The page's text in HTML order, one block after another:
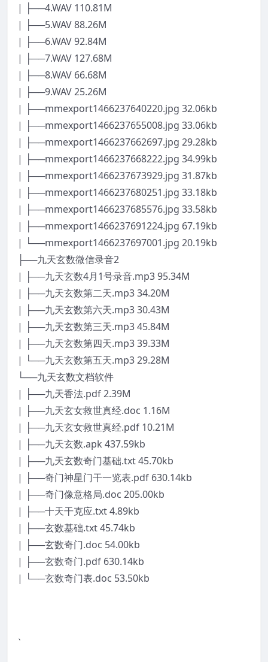
| ├──4.WAV 110.81M
| ├──5.WAV 88.26M
| ├──6.WAV 92.84M
| ├──7.WAV 127.68M
| ├──8.WAV 66.68M
| ├──9.WAV 25.26M
| ├──mmexport1466237640220.jpg 32.06kb
| ├──mmexport1466237655008.jpg 33.06kb
| ├──mmexport1466237662697.jpg 29.28kb
| ├──mmexport1466237668222.jpg 34.99kb
| ├──mmexport1466237673929.jpg 31.87kb
| ├──mmexport1466237680251.jpg 33.18kb
| ├──mmexport1466237685576.jpg 33.58kb
| ├──mmexport1466237691224.jpg 67.19kb
| └──mmexport1466237697001.jpg 20.19kb
├──九天玄数微信录音2
| ├──九天玄数4月1号录音.mp3 95.34M
| ├──九天玄数第二天.mp3 34.20M
| ├──九天玄数第六天.mp3 30.43M
| ├──九天玄数第三天.mp3 45.84M
| ├──九天玄数第四天.mp3 39.33M
| └──九天玄数第五天.mp3 29.28M
└──九天玄数文档软件
| ├──九天香法.pdf 2.39M
| ├──九天玄女救世真经.doc 1.16M
| ├──九天玄女救世真经.pdf 10.21M
| ├──九天玄数.apk 437.59kb
| ├──九天玄数奇门基础.txt 45.70kb
| ├──奇门神星门干一览表.pdf 630.14kb
| ├──奇门像意格局.doc 205.00kb
| ├──十天干克应.txt 4.89kb
| ├──玄数基础.txt 45.74kb
| ├──玄数奇门.doc 54.00kb
| ├──玄数奇门.pdf 630.14kb
| └──玄数奇门表.doc 53.50kb
、